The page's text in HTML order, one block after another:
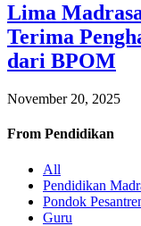
Lima
Terima
dari BPOM
November 20, 2025
From Pendidikan
All
Pendidikan
Pondok
Guru